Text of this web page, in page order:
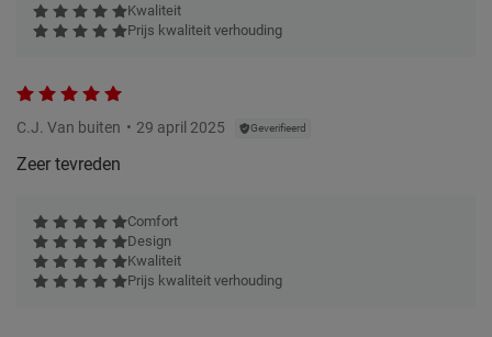
Kwaliteit
Prijs kwaliteit verhouding
C.J. Van buiten 29 april 2025 Geverifieerd
Zeer tevreden
Comfort
Design
Kwaliteit
Prijs kwaliteit verhouding